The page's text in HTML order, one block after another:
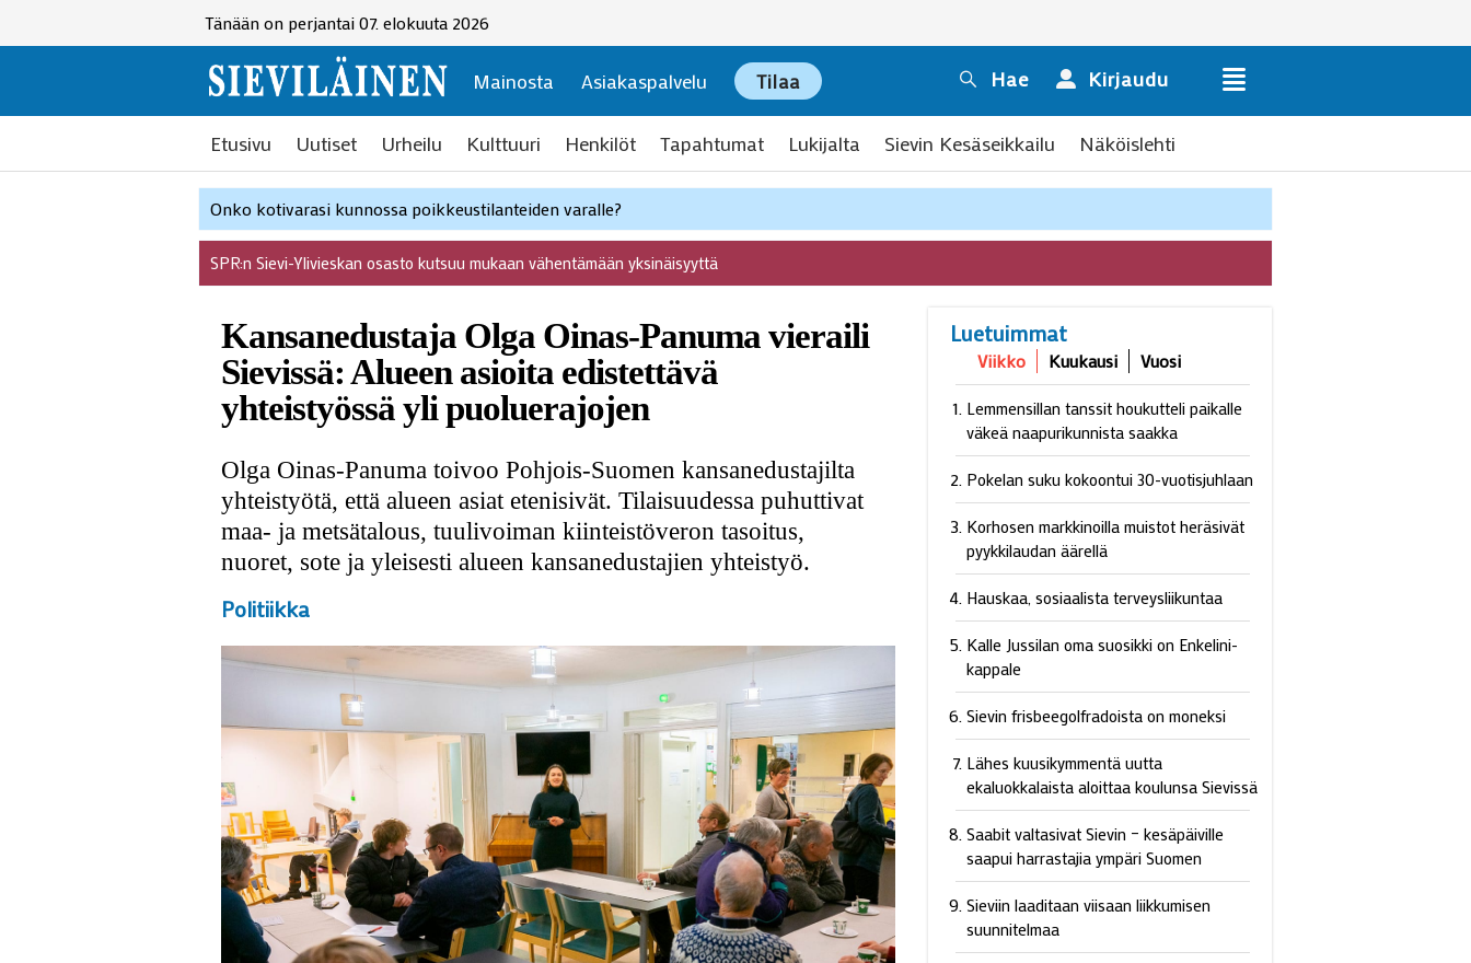
Tänään on perjantai 07. elokuuta 2026
Mainosta Asiakaspalvelu Tilaa Hae Kirjaudu
Etusivu Uutiset Urheilu Kulttuuri Henkilöt Tapahtumat Lukijalta Sievin Kesäseikkailu Näköislehti
Onko kotivarasi kunnossa poikkeustilanteiden varalle?
SPR:n Sievi-Ylivieskan osasto kutsuu mukaan vähentämään yksinäisyyttä
Kansanedustaja Olga Oinas-Panuma vieraili
Sievissä: Alueen asioita edistettävä
yhteistyössä yli puoluerajojen
Olga Oinas-Panuma toivoo Pohjois-Suomen kansanedustajilta
yhteistyötä, että alueen asiat etenisivät. Tilaisuudessa puhuttivat
maa- ja metsätalous, tuulivoiman kiinteistöveron tasoitus,
nuoret, sote ja yleisesti alueen kansanedustajien yhteistyö.
Politiikka
Luetuimmat
Viikko Kuukausi Vuosi
Lemmensillan tanssit houkutteli paikalle
väkeä naapurikunnista saakka
Pokelan suku kokoontui 30-vuotisjuhlaan
Korhosen markkinoilla muistot heräsivät
pyykkilaudan äärellä
Hauskaa, sosiaalista terveysliikuntaa
Kalle Jussilan oma suosikki on Enkelini-
kappale
Sievin frisbeegolfradoista on moneksi
Lähes kuusikymmentä uutta
ekaluokkalaista aloittaa koulunsa Sievissä
Saabit valtasivat Sievin – kesäpäiville
saapui harrastajia ympäri Suomen
Sieviin laaditaan viisaan liikkumisen
suunnitelmaa